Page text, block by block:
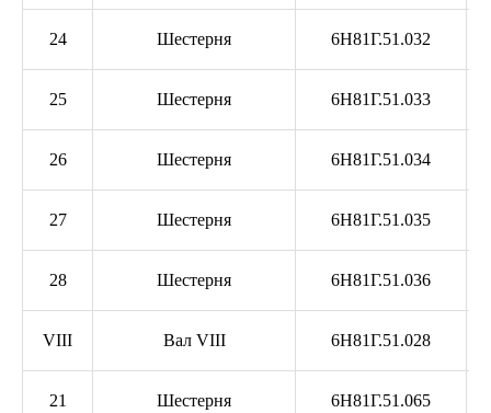
24 Шестерня 6Н81Г.51.032
25 Шестерня 6Н81Г.51.033
26 Шестерня 6Н81Г.51.034
27 Шестерня 6Н81Г.51.035
28 Шестерня 6Н81Г.51.036
VIII Вал VIII 6Н81Г.51.028
21 Шестерня 6Н81Г.51.065